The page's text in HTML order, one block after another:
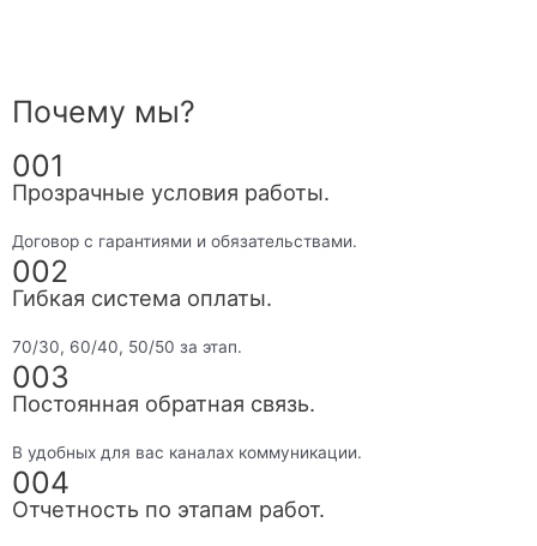
Почему мы?
001
Прозрачные условия работы.
Договор с гарантиями и обязательствами.
002
Гибкая система оплаты.
70/30, 60/40, 50/50 за этап.
003
Постоянная обратная связь.
В удобных для вас каналах коммуникации.
004
Отчетность по этапам работ.